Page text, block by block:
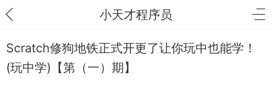
小天才程序员
Scratch修狗地铁正式开更了让你玩中也能学！
(玩中学)【第（一）期】